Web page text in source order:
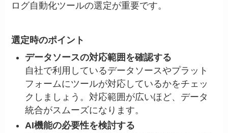
ログ自動化ツールの選定が重要です。
選定時のポイント
データソースの対応範囲を確認する
自社で利用しているデータソースやプラット
フォームにツールが対応しているかをチェッ
クしましょう。対応範囲が広いほど、データ
統合がスムーズになります。
AI機能の必要性を検討する